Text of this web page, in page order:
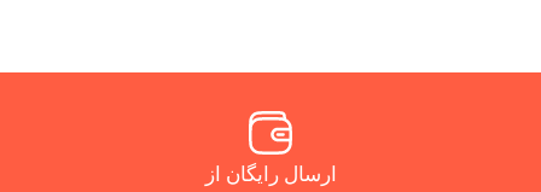
ارسال رایگان از